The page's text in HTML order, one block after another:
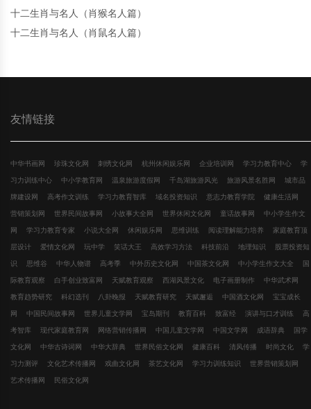
十二生肖与名人（肖猴名人篇）
十二生肖与名人（肖鼠名人篇）
友情链接
中华书画网 珍珠文化网 刺绣文化网 杭州休闲娱乐网 企业培训网 学习力教育中心 学
习力训练中心 中小学教育网 温泉旅游度假网 千岛湖旅游风光 旅游风景名胜网 城市品
牌建设网 高考作文训练 学习力教育智库 域名投资知识 意志力教育学院 健康生活网
营销策划网 世界民间故事网 小故事大全网 世界休闲文化网 童话故事网 中小学生作文
网 学习力教育专家 小说大全网 休闲娱乐网 思维训练 阅读理解能力培养 家庭教育顶
层设计 爱情文化网 玩中学 笑话大王 高效学习方法 科技前沿 地理知识 股票投资知
识 思维谷 中华人物谱 高考季 中外历史文化网 中国茶文化网 中小学生作文大全 国
际教育观察 白手创业致富网 天赋教育观察 西湖风景文化 电子画册制作 中华武术网
教育趋势研究 科幻选刊 八卦晚报 天赋教育研究 天赋邂逅 中国酒文化网 宝宝成长
网 中国民间故事网 世界儿童文学网 宝岛期刊 教育百科 致富经 演讲与口才训练 高
考智库 现代家庭教育网 网络营销传播网 中国儿童文学网 中国文学网 成语辞典 国学
文化网 中华古诗词网 中华大辞典 世界民俗文化网 健康百科 清风传播 时尚文化 学
习力测评 文化艺术传播网 戏曲文化网 茶艺文化网 学习力训练知识 世界营销策划网
艺术传播网 民俗文化网